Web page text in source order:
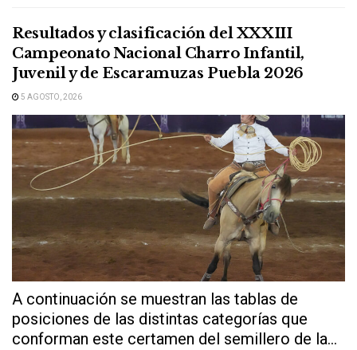
Resultados y clasificación del XXXIII
Campeonato Nacional Charro Infantil,
Juvenil y de Escaramuzas Puebla 2026
5 AGOSTO, 2026
A continuación se muestran las tablas de
posiciones de las distintas categorías que
conforman este certamen del semillero de la...